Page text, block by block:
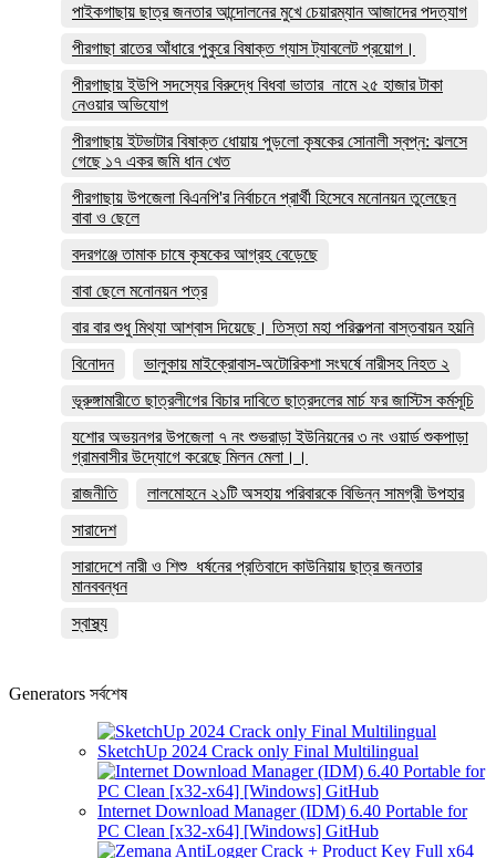
পাইকগাছায় ছাত্র জনতার আন্দোলনের মুখে চেয়ারম্যান আজাদের পদত্যাগ
পীরগাছা রাতের আঁধারে পুকুরে বিষাক্ত গ্যাস ট্যাবলেট প্রয়োগ।
পীরগাছায় ইউপি সদস্যের বিরুদ্ধে বিধবা ভাতার নামে ২৫ হাজার টাকা
নেওয়ার অভিযোগ
পীরগাছায় ইটভাটার বিষাক্ত ধোয়ায় পুড়লো কৃষকের সোনালী স্বপ্ন: ঝলসে
গেছে ১৭ একর জমি ধান খেত
পীরগাছায় উপজেলা বিএনপি'র নির্বাচনে প্রার্থী হিসেবে মনোনয়ন তুলেছেন
বাবা ও ছেলে
বদরগঞ্জে তামাক চাষে কৃষকের আগ্রহ বেড়েছে
বাবা ছেলে মনোনয়ন পত্র
বার বার শুধু মিথ্যা আশ্বাস দিয়েছে। তিস্তা মহা পরিকল্পনা বাস্তবায়ন হয়নি
বিনোদন
ভালুকায় মাইক্রোবাস-অটোরিকশা সংঘর্ষে নারীসহ নিহত ২
ভূরুঙ্গামারীতে ছাত্রলীগের বিচার দাবিতে ছাত্রদলের মার্চ ফর জাস্টিস কর্মসূচি
যশোর অভয়নগর উপজেলা ৭ নং শুভরাড়া ইউনিয়নের ৩ নং ওয়ার্ড শুকপাড়া
গ্রামবাসীর উদ্যোগে করেছে মিলন মেলা।।
রাজনীতি
লালমোহনে ২১টি অসহায় পরিবারকে বিভিন্ন সামগ্রী উপহার
সারাদেশ
সারাদেশে নারী ও শিশু ধর্ষনের প্রতিবাদে কাউনিয়ায় ছাত্র জনতার
মানববন্ধন
স্বাস্থ্য
Generators সর্বশেষ
SketchUp 2024 Crack only Final Multilingual
Internet Download Manager (IDM) 6.40 Portable for
PC Clean [x32-x64] [Windows] GitHub